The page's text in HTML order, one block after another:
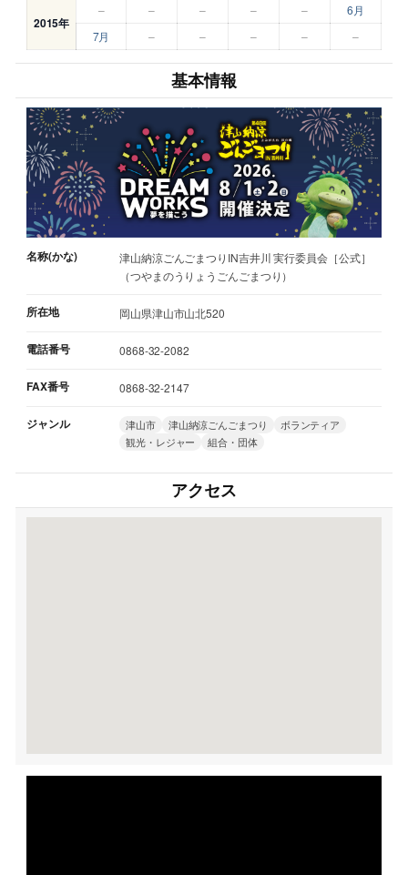
2015年
– – – – –
6月
7月
– – – – –
基本情報
名称(かな)
津山納涼ごんごまつりIN吉井川 実行委員会［公式］
（つやまのうりょうごんごまつり）
所在地 岡山県津山市山北520
電話番号 0868-32-2082
FAX番号 0868-32-2147
ジャンル 津山市 津山納涼ごんごまつり
ボランティア
観光・レジャー
組合・団体
アクセス